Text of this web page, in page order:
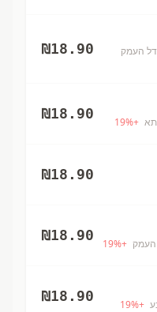
העמק
₪18.90
+
19%
₪18.90
₪18.90
העמק +
19%
₪18.90
+
19%
₪18.90